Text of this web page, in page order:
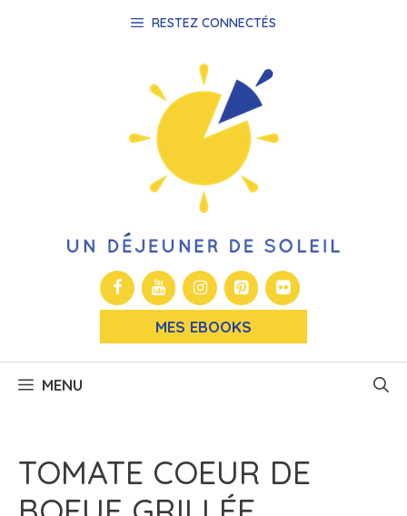
RESTEZ CONNECTÉS
MES EBOOKS
MENU
TOMATE COEUR DE